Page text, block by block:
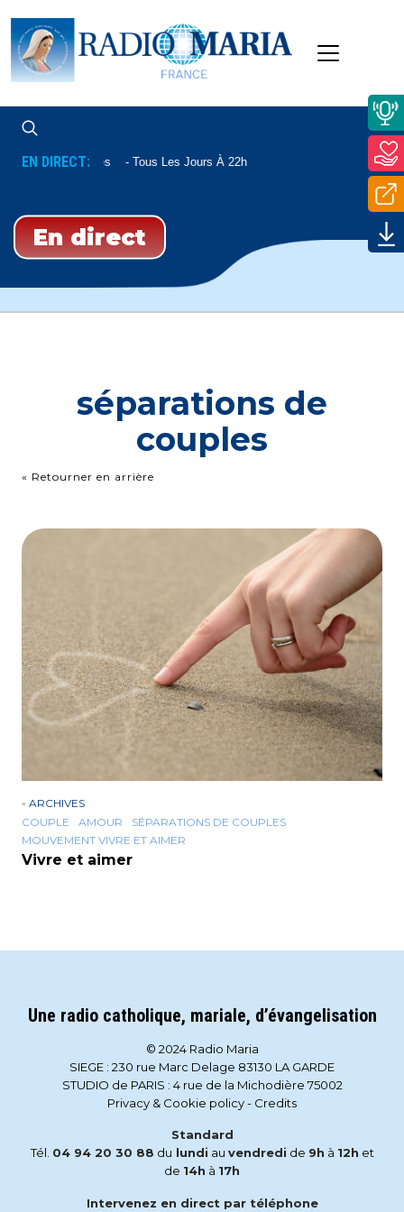
EN DIRECT:
Complies Tous Les Jours À 22h
En direct
séparations de
couples
« Retourner en arrière
- ARCHIVES
COUPLE
AMOUR
SÉPARATIONS DE COUPLES
MOUVEMENT VIVRE ET AIMER
Vivre et aimer
Une radio catholique, mariale, d’évangelisation
© 2024 Radio Maria
SIEGE : 230 rue Marc Delage 83130 LA GARDE
STUDIO de PARIS : 4 rue de la Michodière 75002
Privacy & Cookie policy- Credits
Standard
Tél. 04 94 20 30 88 du lundi au vendredi de 9h à 12h et
de 14h à 17h
Intervenez en direct par téléphone